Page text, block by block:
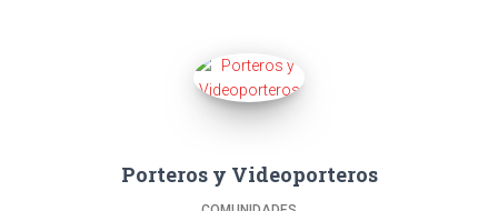
Porteros y Videoporteros